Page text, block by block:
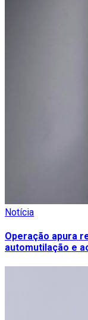
Notícia
Operação apura
automutilação e